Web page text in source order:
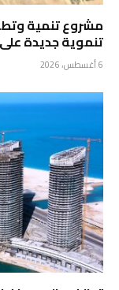
مشروع تنمية
تنموية جديدة
6 أغسطس، 2026